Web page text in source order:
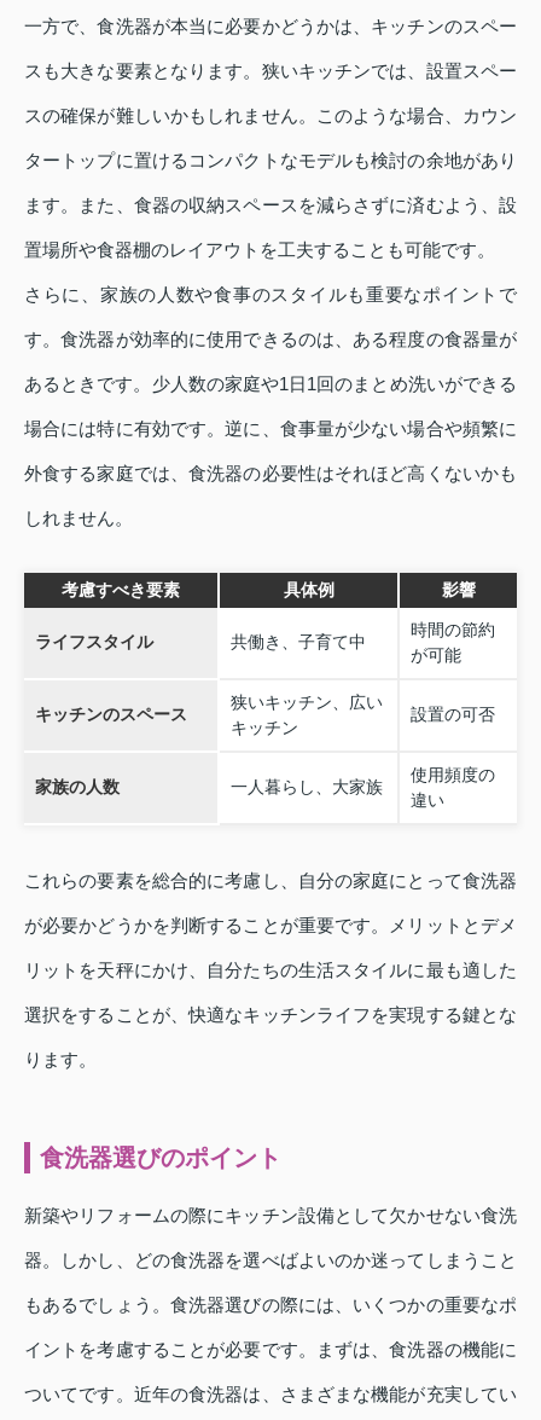
一方で、食洗器が本当に必要かどうかは、キッチンのスペー
スも大きな要素となります。狭いキッチンでは、設置スペー
スの確保が難しいかもしれません。このような場合、カウン
タートップに置けるコンパクトなモデルも検討の余地があり
ます。また、食器の収納スペースを減らさずに済むよう、設
置場所や食器棚のレイアウトを工夫することも可能です。
さらに、家族の人数や食事のスタイルも重要なポイントで
す。食洗器が効率的に使用できるのは、ある程度の食器量が
あるときです。少人数の家庭や1日1回のまとめ洗いができる
場合には特に有効です。逆に、食事量が少ない場合や頻繁に
外食する家庭では、食洗器の必要性はそれほど高くないかも
しれません。
考慮すべき要素 具体例 影響
ライフスタイル 共働き、子育て中
時間の節約
が可能
キッチンのスペース
狭いキッチン、広い
キッチン
設置の可否
家族の人数 一人暮らし、大家族
使用頻度の
違い
これらの要素を総合的に考慮し、自分の家庭にとって食洗器
が必要かどうかを判断することが重要です。メリットとデメ
リットを天秤にかけ、自分たちの生活スタイルに最も適した
選択をすることが、快適なキッチンライフを実現する鍵とな
ります。
食洗器選びのポイント
新築やリフォームの際にキッチン設備として欠かせない食洗
器。しかし、どの食洗器を選べばよいのか迷ってしまうこと
もあるでしょう。食洗器選びの際には、いくつかの重要なポ
イントを考慮することが必要です。まずは、食洗器の機能に
ついてです。近年の食洗器は、さまざまな機能が充実してい